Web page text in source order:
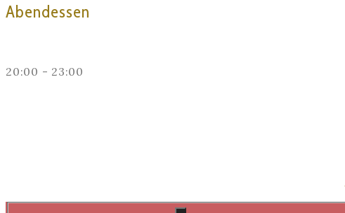
Abendessen
20:00 - 23:00